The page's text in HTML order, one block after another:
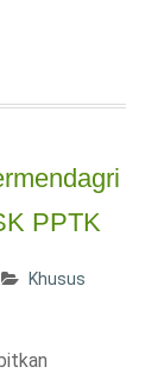
PPTK
Khusus